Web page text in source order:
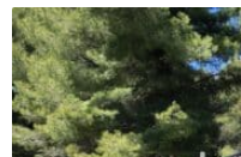
L
e
B
a
r
d